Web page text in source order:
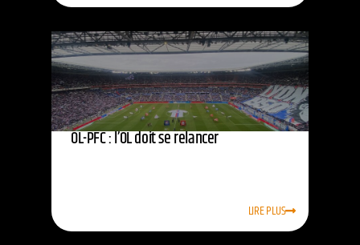
OL-PFC : l’OL doit se relancer
LIRE PLUS